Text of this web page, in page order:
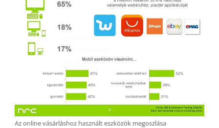
Az online vásárláshoz használt eszközök megoszlása